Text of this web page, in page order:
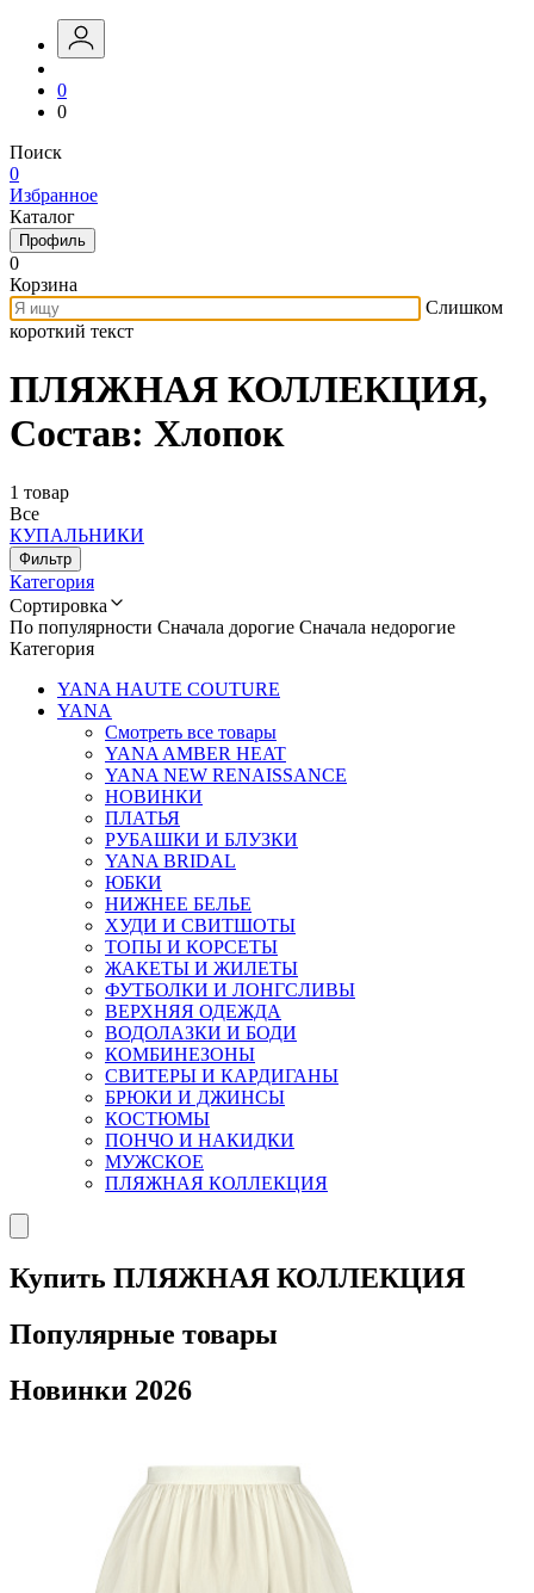
0
0
Поиск
0
Избранное
Каталог
Профиль
0
Корзина
Слишком
короткий текст
ПЛЯЖНАЯ КОЛЛЕКЦИЯ,
Состав: Хлопок
1 товар
Все
КУПАЛЬНИКИ
Фильтр
Категория
Сортировка
По популярности Сначала дорогие Сначала недорогие
Категория
YANA HAUTE COUTURE
YANA
Смотреть все товары
YANA AMBER HEAT
YANA NEW RENAISSANCE
НОВИНКИ
ПЛАТЬЯ
РУБАШКИ И БЛУЗКИ
YANA BRIDAL
ЮБКИ
НИЖНЕЕ БЕЛЬЕ
ХУДИ И СВИТШОТЫ
ТОПЫ И КОРСЕТЫ
ЖАКЕТЫ И ЖИЛЕТЫ
ФУТБОЛКИ И ЛОНГСЛИВЫ
ВЕРХНЯЯ ОДЕЖДА
ВОДОЛАЗКИ И БОДИ
КОМБИНЕЗОНЫ
СВИТЕРЫ И КАРДИГАНЫ
БРЮКИ И ДЖИНСЫ
КОСТЮМЫ
ПОНЧО И НАКИДКИ
МУЖСКОЕ
ПЛЯЖНАЯ КОЛЛЕКЦИЯ
Купить ПЛЯЖНАЯ КОЛЛЕКЦИЯ
Популярные товары
Новинки 2026